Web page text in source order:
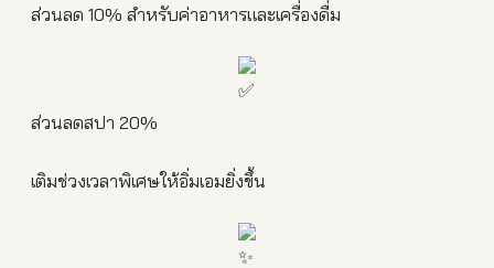
ส่วนลด 10% สำหรับค่าอาหารและเครื่องดื่ม
ส่วนลดสปา 20%
เติมช่วงเวลาพิเศษให้อิ่มเอมยิ่งขึ้น